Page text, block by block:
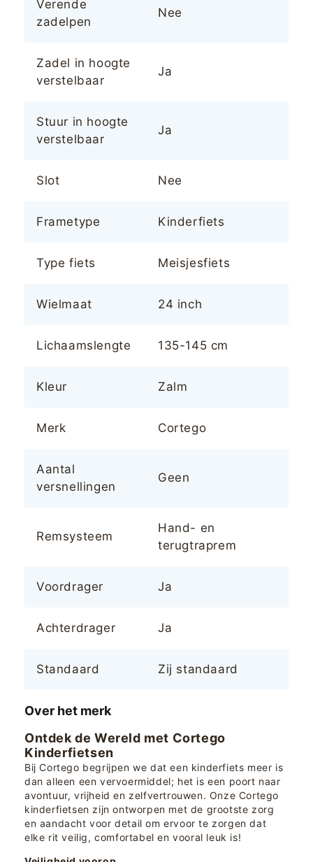
Verende
zadelpen
Nee
Zadel in hoogte
verstelbaar
Ja
Stuur in hoogte
verstelbaar
Ja
Slot Nee
Frametype Kinderfiets
Type fiets Meisjesfiets
Wielmaat 24 inch
Lichaamslengte 135-145 cm
Kleur Zalm
Merk Cortego
Aantal
versnellingen
Geen
Remsysteem
Hand- en
terugtraprem
Voordrager Ja
Achterdrager Ja
Standaard Zij standaard
Over het merk
Ontdek de Wereld met Cortego
Kinderfietsen
Bij Cortego begrijpen we dat een kinderfiets meer is
dan alleen een vervoermiddel; het is een poort naar
avontuur, vrijheid en zelfvertrouwen. Onze Cortego
kinderfietsen zijn ontworpen met de grootste zorg
en aandacht voor detail om ervoor te zorgen dat
elke rit veilig, comfortabel en vooral leuk is!